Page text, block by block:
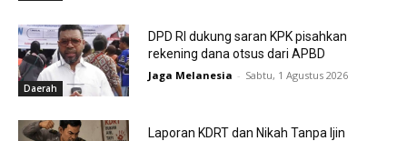
Daerah
DPD RI dukung saran KPK pisahkan
rekening dana otsus dari APBD
Jaga Melanesia - Sabtu, 1 Agustus 2026
Laporan KDRT dan Nikah Tanpa Ijin